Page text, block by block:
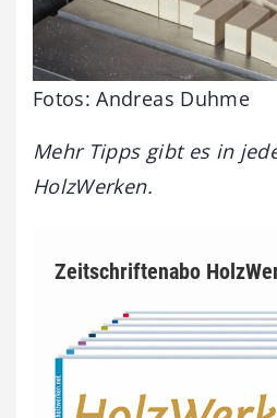
Fotos: Andreas Duhme
Mehr Tipps gibt es in
HolzWerken.
Zeitschriftenabo